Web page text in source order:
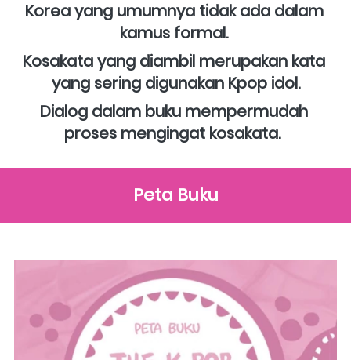
Korea yang umumnya tidak ada dalam
kamus formal.
Kosakata yang diambil merupakan kata
yang sering digunakan Kpop idol.
Dialog dalam buku mempermudah
proses mengingat kosakata.
Peta Buku